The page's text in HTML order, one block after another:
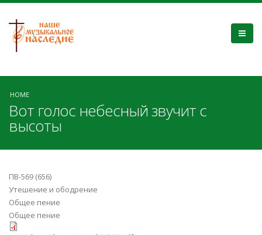
HOME
Вот голос небесный звучит с
высоты
ПВ-569 (656)
Утешение и ободрение
Общее пение
Общее пение